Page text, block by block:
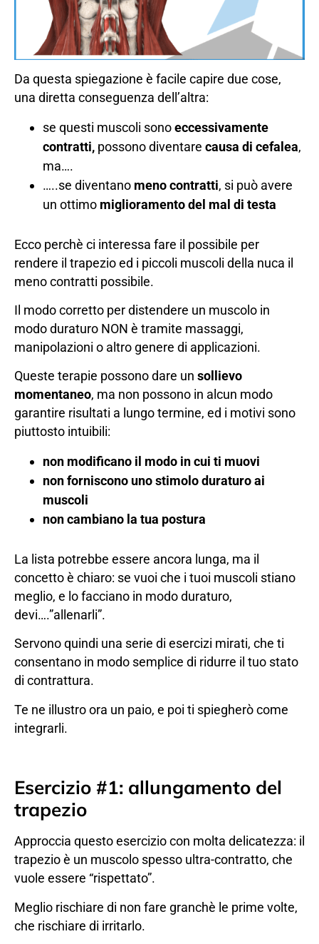
Da questa spiegazione è facile capire due cose,
una diretta conseguenza dell’altra:
se questi muscoli sonoeccessivamente
contratti, possono diventare causa di cefalea,
ma….
…..se diventano meno contratti, si può avere
un ottimo miglioramento del mal di testa
Ecco perchè ci interessa fare il possibile per
rendere il trapezio ed i piccoli muscoli della nuca il
meno contratti possibile.
Il modo corretto per distendere un muscolo in
modo duraturo NON è tramite massaggi,
manipolazioni o altro genere di applicazioni.
Queste terapie possono dare un sollievo
momentaneo, ma non possono in alcun modo
garantire risultati a lungo termine, ed i motivi sono
piuttosto intuibili:
non modificano il modo in cui ti muovi
non forniscono uno stimolo duraturo ai
muscoli
non cambiano la tua postura
La lista potrebbe essere ancora lunga, ma il
concetto è chiaro: se vuoi che i tuoi muscoli stiano
meglio, e lo facciano in modo duraturo,
devi….”allenarli”.
Servono quindi una serie di esercizi mirati, che ti
consentano in modo semplice di ridurre il tuo stato
di contrattura.
Te ne illustro ora un paio, e poi ti spiegherò come
integrarli.
Esercizio #1: allungamento del
trapezio
Approccia questo esercizio con molta delicatezza: il
trapezio è un muscolo spesso ultra-contratto, che
vuole essere “rispettato”.
Meglio rischiare di non fare granchè le prime volte,
che rischiare di irritarlo.